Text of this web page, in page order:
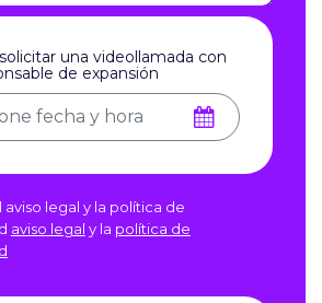
una videollamada con
de expansión
legal y la política de
aviso legal y la política de